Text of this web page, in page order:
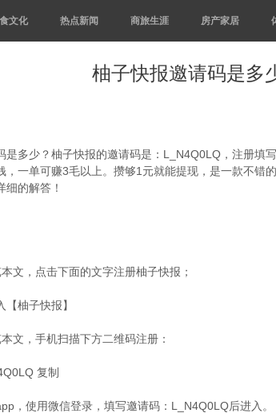
文化 热点新闻 商旅生涯 房产家居
柚子快报邀请码是多
少？柚子快报的邀请码是：L_N4Q0LQ，注册填
，一单可赚3毛以上。攒够1元就能提现，是一款不错
细的解答！
，点击下面的文字注册柚子快报；
柚子快报】
，手机扫描下方二维码注册：
复制
使用微信登录，填写邀请码：L_N4Q0LQ后进入。